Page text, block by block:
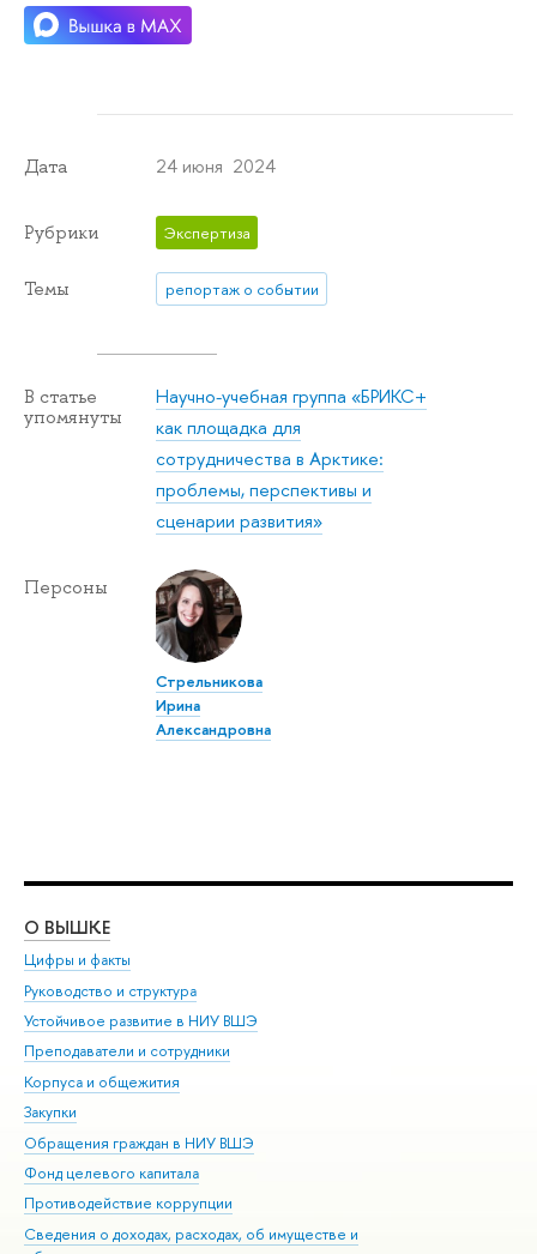
Дата 24 июня 2024
Рубрики Экспертиза
Темы репортаж о событии
В статье
упомянуты
Научно-учебная группа «БРИКС+
как площадка для
сотрудничества в Арктике:
проблемы, перспективы и
сценарии развития»
Персоны
Стрельникова
Ирина
Александровна
О ВЫШКЕ
Цифры и факты
Руководство и структура
Устойчивое развитие в НИУ ВШЭ
Преподаватели и сотрудники
Корпуса и общежития
Закупки
Обращения граждан в НИУ ВШЭ
Фонд целевого капитала
Противодействие коррупции
Сведения о доходах, расходах, об имуществе и